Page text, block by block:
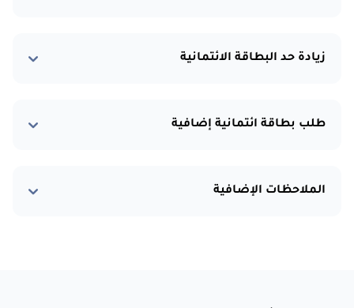
زيادة حد البطاقة الائتمانية
طلب بطاقة ائتمانية إضافية
الملاحظات الإضافية